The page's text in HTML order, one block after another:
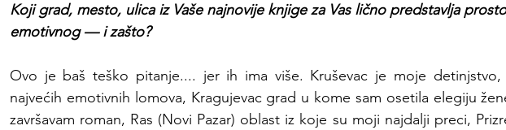
Koji grad, mesto, ulica iz Vaše najnovije knjige za Vas lično predstavlja
emotivnog — i zašto?
Ovo je baš teško pitanje.... jer ih ima više. Kruševac je moje detinjstvo,
najvećih emotivnih lomova, Kragujevac grad u kome sam osetila elegiju
završavam roman, Ras (Novi Pazar) oblast iz koje su moji najdalji preci,